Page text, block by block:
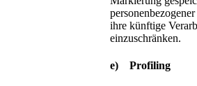
ihre künftige
einzuschränken.
e) Profiling